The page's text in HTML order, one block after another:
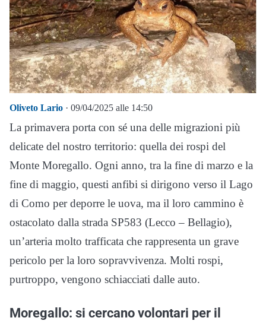
Oliveto Lario · 09/04/2025 alle 14:50
La primavera porta con sé una delle migrazioni più
delicate del nostro territorio: quella dei rospi del
Monte Moregallo. Ogni anno, tra la fine di marzo e la
fine di maggio, questi anfibi si dirigono verso il Lago
di Como per deporre le uova, ma il loro cammino è
ostacolato dalla strada SP583 (Lecco – Bellagio),
un’arteria molto trafficata che rappresenta un grave
pericolo per la loro sopravvivenza. Molti rospi,
purtroppo, vengono schiacciati dalle auto.
Moregallo: si cercano volontari per il